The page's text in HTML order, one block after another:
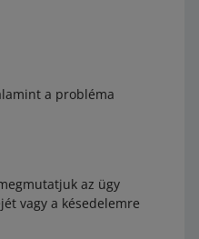
a probléma
az ügy
vagy a késedelemre